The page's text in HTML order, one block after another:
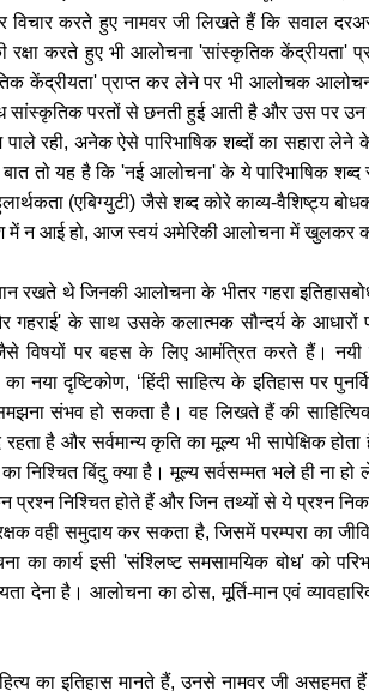
विचार करते हुए नामवर जी लिखते हैं कि सवाल
करते हुए भी आलोचना 'सांस्कृतिक केंद्रीयता'
केंद्रीयता' प्राप्त कर लेने पर भी आलोचक
सांस्कृतिक परतों से छनती हुई आती है और उस पर
रही, अनेक ऐसे पारिभाषिक शब्दों का सहारा
तो यह है कि 'नई आलोचना' के ये पारिभाषिक शब्द
(एबिग्युटी) जैसे शब्द कोरे काव्य-वैशिष्ट्य
में न आई हो, आज स्वयं अमेरिकी आलोचना में खुलकर
रखते थे जिनकी आलोचना के भीतर गहरा
गहराई' के साथ उसके कलात्मक सौन्दर्य के
विषयों पर बहस के लिए आमंत्रित करते हैं। नयी
नया दृष्टिकोण, ‘हिंदी साहित्य के इतिहास पर
संभव हो सकता है। वह लिखते हैं की
है और सर्वमान्य कृति का मूल्य भी सापेक्षिक
निश्चित बिंदु क्या है। मूल्य सर्वसम्मत भले ही ना
प्रश्न निश्चित होते हैं और जिन तथ्यों से ये
वही समुदाय कर सकता है, जिसमें परम्परा का
का कार्य इसी 'संश्लिष्ट समसामयिक बोध' को
देना है। आलोचना का ठोस, मूर्ति-मान एवं
का इतिहास मानते हैं, उनसे नामवर जी असहमत